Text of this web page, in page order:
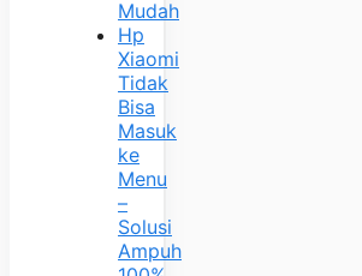
Mudah
Hp
Xiaomi
Tidak
Bisa
Masuk
ke
Menu
–
Solusi
Ampuh